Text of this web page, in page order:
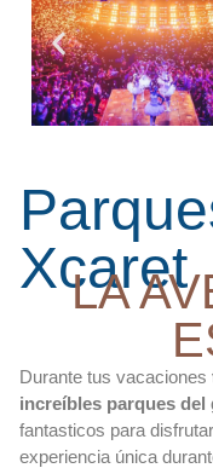
Xcaret
LA
Durante tus vacaciones
increíbles parques del
fantasticos para
experiencia única